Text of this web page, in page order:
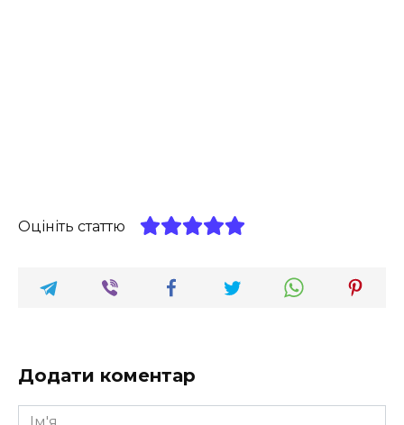
Оцініть статтю
Додати коментар
Ім'я